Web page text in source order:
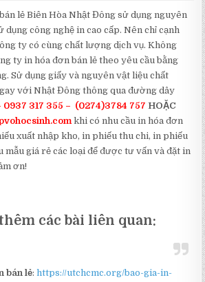
lẻ Biên Hòa Nhật Đông sử dụng nguyên
dụng công nghệ in cao cấp. Nên chỉ cạnh
ty có cùng chất lượng dịch vụ. Không
ty in hóa đơn bán lẻ theo yêu cầu bằng
Sử dụng giấy và nguyên vật liệu chất
với Nhật Đông thông qua đường dây
0937 317 355 – (0274)3784 757 HOẶC
khi có nhu cầu in hóa đơn
xuất nhập kho, in phiếu thu chi, in phiếu
mẫu giá rẻ các loại để được tư vấn và đặt in
ơn!
các bài liên quan:
bán lẻ:https://utchcmc.org/bao-gia-in-